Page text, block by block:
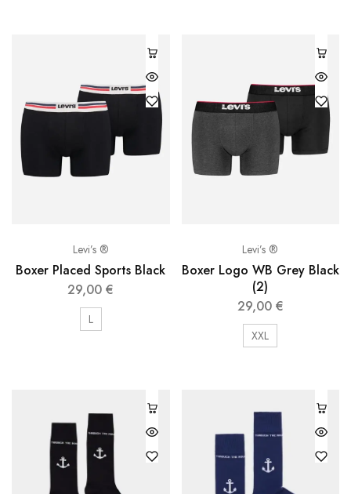
Levi’s ®
Boxer Placed Sports Black
29,00€
L
Levi’s ®
Boxer Logo WB Grey Black
(2)
29,00 €
XXL